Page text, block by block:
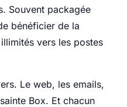
Souvent packagée
bénéficier de la
vers les postes
Le web, les emails,
Box. Et chacun